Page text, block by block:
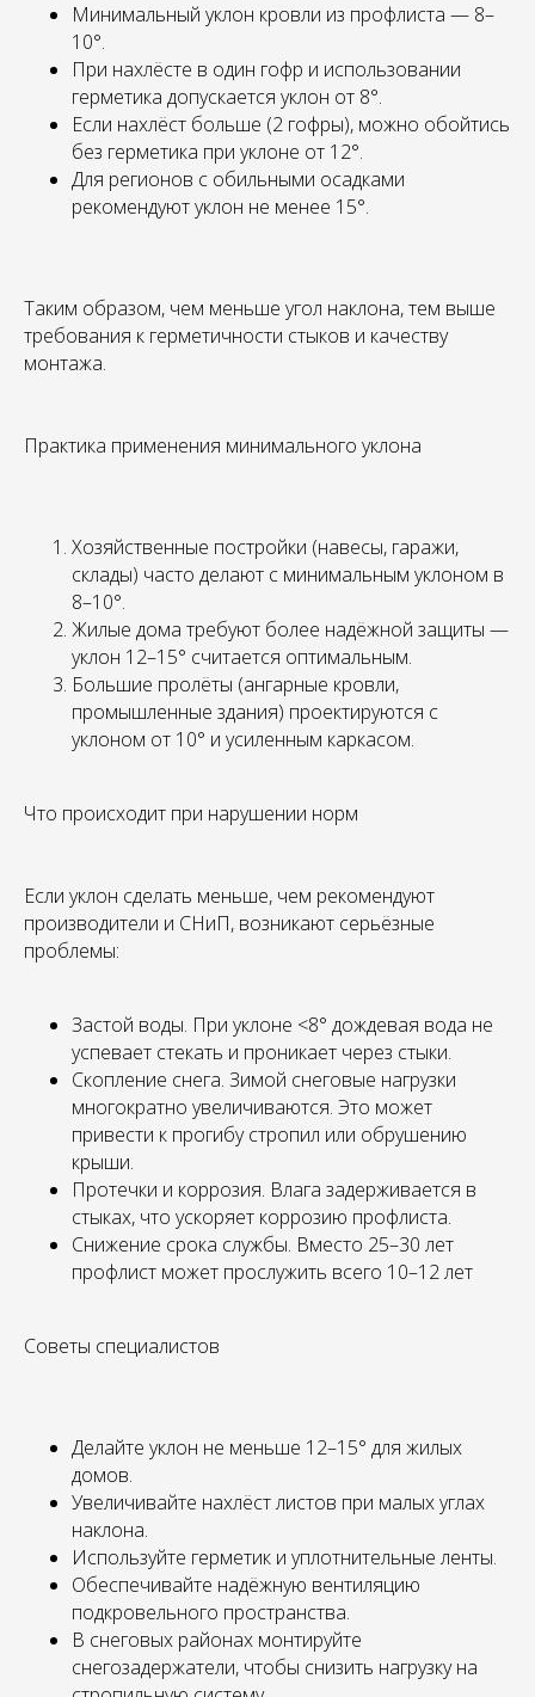
Минимальный уклон кровли из профлиста — 8–
10°.
При нахлёсте в один гофр и использовании
герметика допускается уклон от 8°.
Если нахлёст больше (2 гофры), можно обойтись
без герметика при уклоне от 12°.
Для регионов с обильными осадками
рекомендуют уклон не менее 15°.
Таким образом, чем меньше угол наклона, тем выше
требования к герметичности стыков и качеству
монтажа.
Практика применения минимального уклона
Хозяйственные постройки (навесы, гаражи,
склады) часто делают с минимальным уклоном в
8–10°.
Жилые дома требуют более надёжной защиты —
уклон 12–15° считается оптимальным.
Большие пролёты (ангарные кровли,
промышленные здания) проектируются с
уклоном от 10° и усиленным каркасом.
Что происходит при нарушении норм
Если уклон сделать меньше, чем рекомендуют
производители и СНиП, возникают серьёзные
проблемы:
Застой воды. При уклоне <8° дождевая вода не
успевает стекать и проникает через стыки.
Скопление снега. Зимой снеговые нагрузки
многократно увеличиваются. Это может
привести к прогибу стропил или обрушению
крыши.
Протечки и коррозия. Влага задерживается в
стыках, что ускоряет коррозию профлиста.
Снижение срока службы. Вместо 25–30 лет
профлист может прослужить всего 10–12 лет
Советы специалистов
Делайте уклон не меньше 12–15° для жилых
домов.
Увеличивайте нахлёст листов при малых углах
наклона.
Используйте герметик и уплотнительные ленты.
Обеспечивайте надёжную вентиляцию
подкровельного пространства.
В снеговых районах монтируйте
снегозадержатели, чтобы снизить нагрузку на